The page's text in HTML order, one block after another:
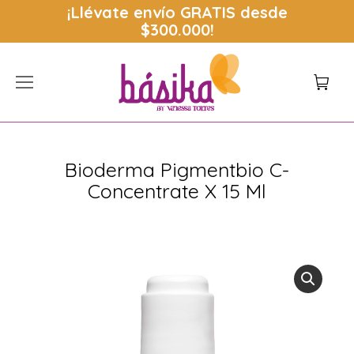
¡Llévate envío GRATIS desde
$300.000!
Bioderma Pigmentbio C-
Concentrate X 15 Ml